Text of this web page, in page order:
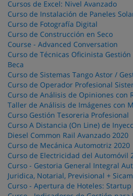
Cursos de Excel: Nivel Avanzado
Curso de Instalación de Paneles
Curso de Fotografía Digital
Curso de Construcción en Seco
Course - Advanced Conversation
Curso de Técnicas Oficinista
Beca
Curso de Sistemas Tango Astor /
Curso de Operador Profesional
Curso de Análisis de Opiniones con
Taller de Análisis de Imágenes con
Curso Gestión Tesoreria Profesional
Curso A Distancia (On Line) de
Diesel Common Rail Avanzado 2020
Curso de Mecánica Automotriz 2020
Curso de Electricidad del Automóvil
Curso - Gestoria General Integral
Juridica, Notarial, Previsional + Sicam
Curso - Apertura de Hoteles: